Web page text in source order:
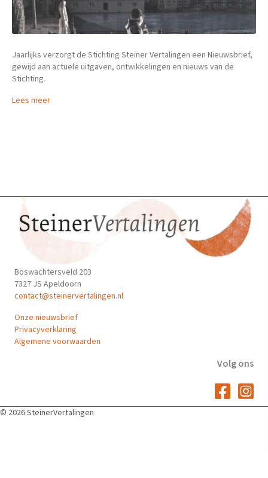
Jaarlijks verzorgt de Stichting Steiner Vertalingen een Nieuwsbrief,
gewijd aan actuele uitgaven, ontwikkelingen en nieuws van de
Stichting.
Lees meer
Boswachtersveld 203
7327 JS Apeldoorn
contact@steinervertalingen.nl
Onze nieuwsbrief
Privacyverklaring
Algemene voorwaarden
Volg ons
© 2026 SteinerVertalingen